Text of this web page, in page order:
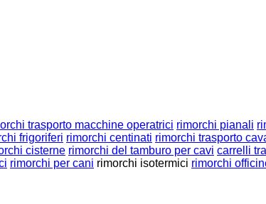
trasporto macchine operatrici rimorchi pianali
frigoriferi rimorchi centinati rimorchi trasporto
cisterne rimorchi del tamburo per cavi carrelli
rimorchi per cani rimorchi isotermici rimorchi